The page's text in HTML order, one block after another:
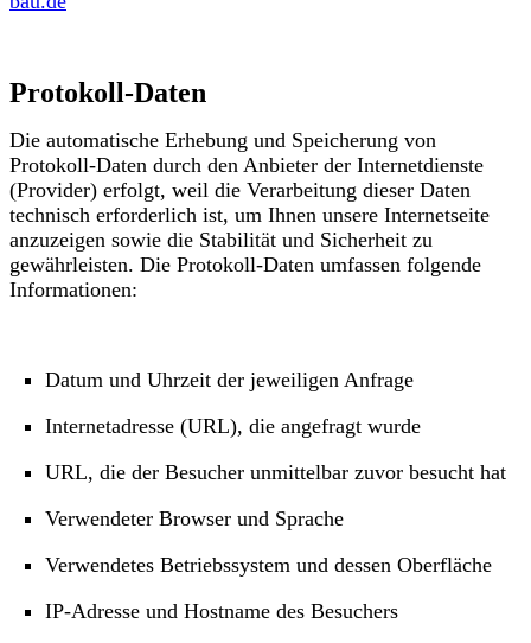
Protokoll-Daten
Die automatische Erhebung und Speicherung von
Protokoll-Daten durch den Anbieter der Internetdienste
(Provider) erfolgt, weil die Verarbeitung dieser Daten
technisch erforderlich ist, um Ihnen unsere Internetseite
anzuzeigen sowie die Stabilität und Sicherheit zu
gewährleisten. Die Protokoll-Daten umfassen folgende
Informationen:
Datum und Uhrzeit der jeweiligen Anfrage
Internetadresse (URL), die angefragt wurde
URL, die der Besucher unmittelbar zuvor besucht hat
Verwendeter Browser und Sprache
Verwendetes Betriebssystem und dessen Oberfläche
IP-Adresse und Hostname des Besuchers